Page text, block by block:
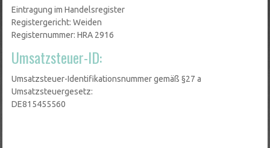
Eintragung im Handelsregister
Registergericht: Weiden
Registernummer: HRA 2916
Umsatzsteuer-ID:
Umsatzsteuer-Identifikationsnummer gemäß §27 a
Umsatzsteuergesetz:
DE815455560